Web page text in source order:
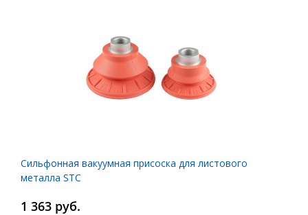
Сильфонная вакуумная присоска для листового
металла STC
1 363 руб.